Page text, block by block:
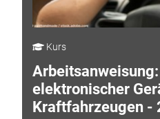
Kurs
elektronischer
Kraftfahrzeugen -